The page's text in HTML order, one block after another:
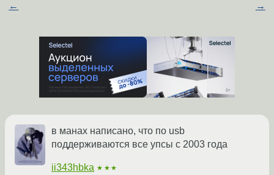
← →
в манах написано, что по usb
поддерживаются все упсы с 2003 года
ii343hbka ★★★